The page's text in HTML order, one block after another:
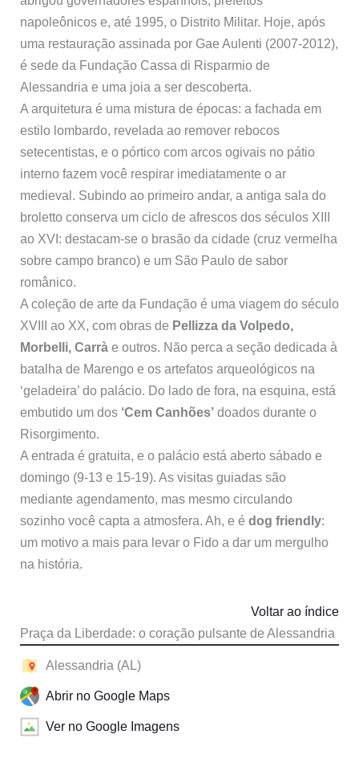
napoleônicos e, até 1995, o Distrito Militar. Hoje, após
uma restauração assinada por Gae Aulenti (2007-2012),
é sede da Fundação Cassa di Risparmio de
Alessandria e uma joia a ser descoberta.
A arquitetura é uma mistura de épocas: a fachada em
estilo lombardo, revelada ao remover rebocos
setecentistas, e o pórtico com arcos ogivais no pátio
interno fazem você respirar imediatamente o ar
medieval. Subindo ao primeiro andar, a antiga sala do
broletto conserva um ciclo de afrescos dos séculos XIII
ao XVI: destacam-se o brasão da cidade (cruz vermelha
sobre campo branco) e um São Paulo de sabor
românico.
A coleção de arte da Fundação é uma viagem do século
XVIII ao XX, com obras de Pellizza da Volpedo,
Morbelli, Carràe outros. Não perca a seção dedicada à
batalha de Marengo e os artefatos arqueológicos na
‘geladeira’ do palácio. Do lado de fora, na esquina, está
embutido um dos ‘Cem Canhões’doados durante o
Risorgimento.
A entrada é gratuita, e o palácio está aberto sábado e
domingo (9-13 e 15-19). As visitas guiadas são
mediante agendamento, mas mesmo circulando
sozinho você capta a atmosfera. Ah, e é dog friendly:
um motivo a mais para levar o Fido a dar um mergulho
na história.
Praça da Liberdade: o coração pulsante de Alessandria
Voltar ao índice
Alessandria (AL)
Abrir no Google Maps
Ver no Google Imagens